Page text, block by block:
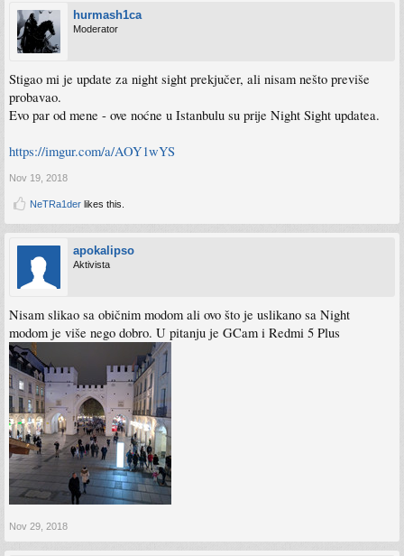
hurmash1ca
Moderator
Stigao mi je update za night sight prekjučer, ali nisam nešto previše
probavao.
Evo par od mene - ove noćne u Istanbulu su prije Night Sight updatea.
https://imgur.com/a/AOY1wYS
Nov 19, 2018
NeTRa1der likes this.
apokalipso
Aktivista
Nisam slikao sa običnim modom ali ovo što je uslikano sa Night
modom je više nego dobro. U pitanju je GCam i Redmi 5 Plus
Nov 29, 2018